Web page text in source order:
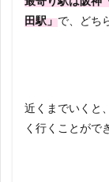
田駅」で、どち
近くまでいくと
く行くことがで